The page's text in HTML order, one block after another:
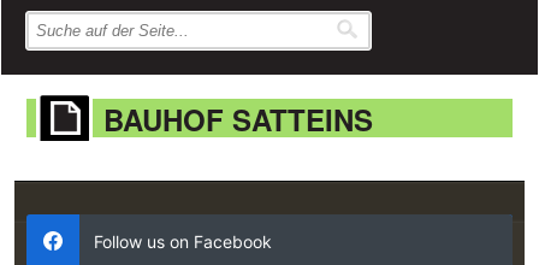
BAUHOF SATTEINS
Follow us on Facebook